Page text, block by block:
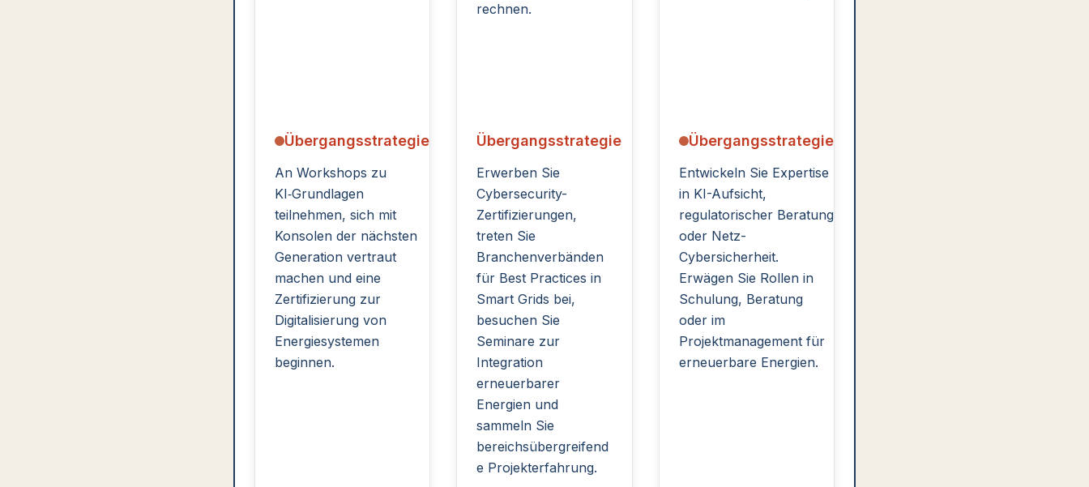
Übergangsstrategie
An Workshops zu
KI‑Grundlagen
teilnehmen, sich mit
Konsolen der nächsten
Generation vertraut
machen und eine
Zertifizierung zur
Digitalisierung von
Energiesystemen
beginnen.
rechnen.
Übergangsstrategie
Erwerben Sie
Cybersecurity-
Zertifizierungen,
treten Sie
Branchenverbänden
für Best Practices in
Smart Grids bei,
besuchen Sie
Seminare zur
Integration
erneuerbarer
Energien und
sammeln Sie
bereichsübergreifend
e Projekterfahrung.
Übergangsstrategie
Entwickeln Sie Expertise
in KI-Aufsicht,
regulatorischer Beratung
oder Netz-
Cybersicherheit.
Erwägen Sie Rollen in
Schulung, Beratung
oder im
Projektmanagement für
erneuerbare Energien.